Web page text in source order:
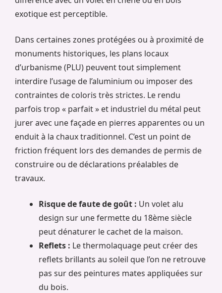
exotique est perceptible.
Dans certaines zones protégées ou à proximité de
monuments historiques, les plans locaux
d’urbanisme (PLU) peuvent tout simplement
interdire l’usage de l’aluminium ou imposer des
contraintes de coloris très strictes. Le rendu
parfois trop « parfait » et industriel du métal peut
jurer avec une façade en pierres apparentes ou un
enduit à la chaux traditionnel. C’est un point de
friction fréquent lors des demandes de permis de
construire ou de déclarations préalables de
travaux.
Risque de faute de goût : Un volet alu
design sur une fermette du 18ème siècle
peut dénaturer le cachet de la maison.
Reflets : Le thermolaquage peut créer des
reflets brillants au soleil que l’on ne retrouve
pas sur des peintures mates appliquées sur
du bois.